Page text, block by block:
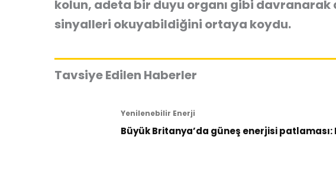
kolun, adeta bir duyu organı gibi
sinyalleri okuyabildiğini ortaya koydu.
Tavsiye Edilen Haberler
Yenilenebilir Enerji
Büyük Britanya’da güneş enerjisi patlaması: